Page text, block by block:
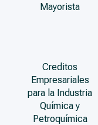
Mayorista
Creditos
Empresariales
para la Industria
Química y
Petroquímica